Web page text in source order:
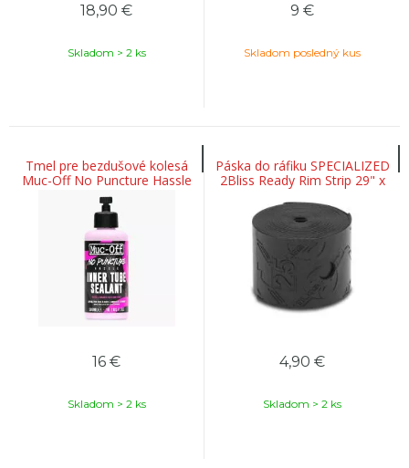
18,90 €
Skladom > 2 ks
9 €
Skladom posledný kus
Tmel pre bezdušové kolesá
Muc-Off No Puncture Hassle
Inner Tube Sealant 300ml
16 €
Skladom > 2 ks
Páska do ráfiku SPECIALIZED
2Bliss Ready Rim Strip 29" x
31 mm
4,90 €
Skladom > 2 ks